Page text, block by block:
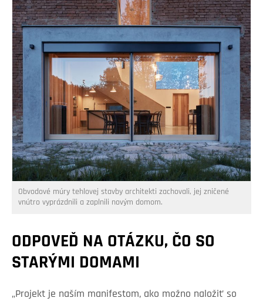
Obvodové múry tehlovej stavby architekti zachovali, jej zničené
vnútro vyprázdnili a zaplnili novým domom.
ODPOVEĎ NA OTÁZKU, ČO SO
STARÝMI DOMAMI
„Projekt je naším manifestom, ako možno naložiť so